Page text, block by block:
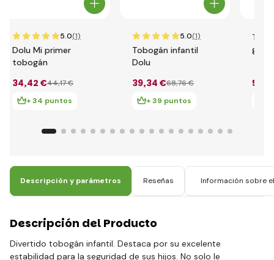
5.0(1)
Dolu Mi primer
tobogán
34,42 €44,17 €
+ 34 puntos
5.0(1)
Tobogán infantil
Dolu
39,34 €68,76 €
+ 39 puntos
59
Descripción y parámetros Reseñas Información sobre
Descripción del Producto
Divertido tobogán infantil. Destaca por su excelente
estabilidad para la seguridad de sus hijos. No solo le